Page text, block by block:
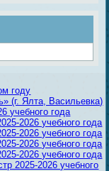
году
(г. Ялта, Васильевка)
учебного года
2026 учебного года
2026 учебного года
2026 учебного года
2026 учебного года
2025-2026 учебного